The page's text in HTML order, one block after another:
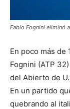
Fabio Fognini eliminó
En poco más de
Fognini (ATP
del Abierto de
En un partido
quebrando al